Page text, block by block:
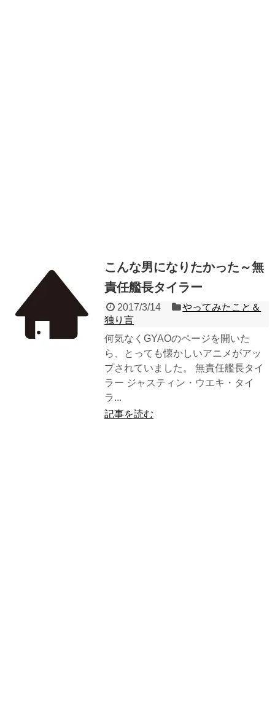
こんな男になりたかった～無
責任艦長タイラー
2017/3/14
やってみたこと＆
独り言
何気なくGYAOのページを開いた
ら、とっても懐かしいアニメがアッ
プされていました。 無責任艦長タイ
ラー ジャスティン・ウエキ・タイ
ラ...
記事を読む